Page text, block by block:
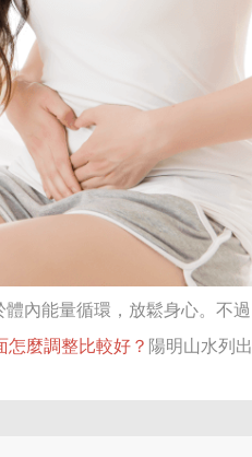
內能量循環，放鬆身心。不過
麼調整比較好？ 陽明山水列出